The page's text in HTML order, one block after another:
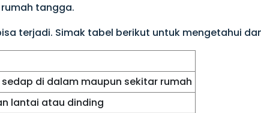
tangga.
terjadi. Simak tabel berikut untuk mengetahui
di dalam maupun sekitar rumah
lantai atau dinding